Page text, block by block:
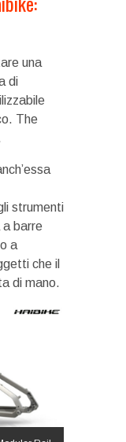
una
di
The
strumenti
a barre
a
che il
di mano.